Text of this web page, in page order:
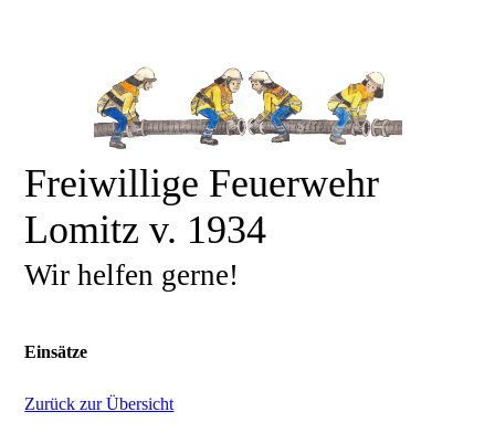
Freiwillige Feuerwehr
Lomitz v. 1934
Wir helfen gerne!
Einsätze
Zurück zur Übersicht